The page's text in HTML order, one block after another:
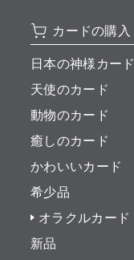
カードの購入
日本の神様カード
天使のカード
動物のカード
癒しのカード
かわいいカード
希少品
オラクルカード
新品